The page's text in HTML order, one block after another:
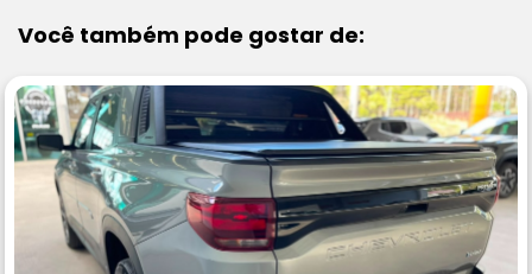
Você também pode gostar de: